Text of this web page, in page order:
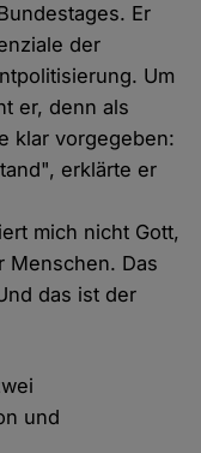
Er
der
Um
er, denn als
klar vorgegeben:
erklärte er
mich nicht Gott,
Menschen. Das
das ist der
und